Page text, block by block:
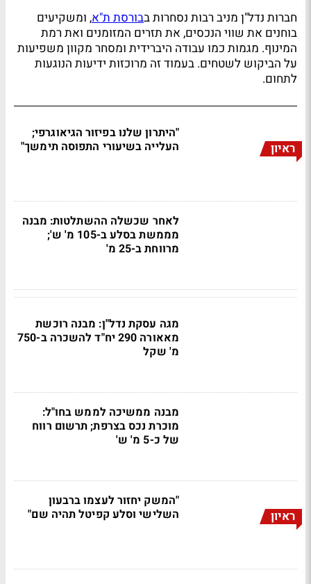
חברות נדל"ן מניב רבות נסחרות בבורסת ת"א, ומשקיעים
בוחנים את שווי הנכסים, את תזרים המזומנים ואת רמת
המינוף. מגמות כמו עבודה היברידית ומסחר מקוון משפיעות
על הביקוש לשטחים. בעמוד זה מרוכזות ידיעות הנוגעות
לתחום.
ראיון
"היתרון שלנו בפיזור הגיאוגרפי;
העלייה בשיעורי התפוסה תימשך"
לאחר שכשלה ההשתלטות: מבנה
מממשת בסלע ב-105 מ' ש';
מרווחת ב-25 מ'
מגה עסקת נדל"ן: מבנה רוכשת
מאאורה 290 יח"ד להשכרה ב-750
מ' שקל
מבנה ממשיכה לממש בחו"ל:
מוכרת נכס בצרפת; תרשום רווח
של כ-5 מ' ש'
ראיון
"המשק יחזור לעצמו ברבעון
השלישי וסלע קפיטל תהיה שם"